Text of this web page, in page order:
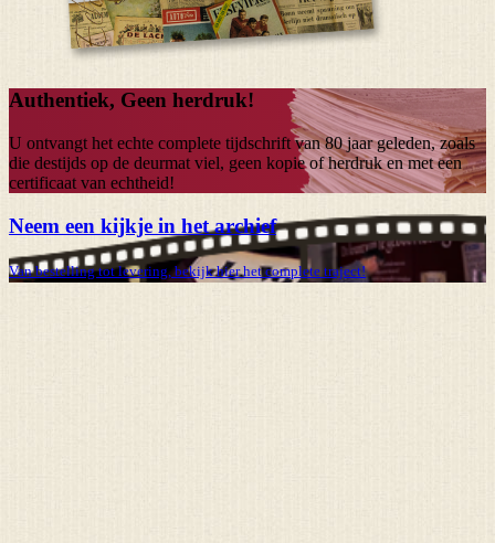
Authentiek, Geen herdruk!
U ontvangt het echte complete tijdschrift van80 jaargeleden, zoals
die destijds op de deurmat viel, geen kopie of herdruk en met een
certificaat van echtheid!
Neem een kijkje in het archief
Van bestelling tot levering, bekijk hier het complete traject!